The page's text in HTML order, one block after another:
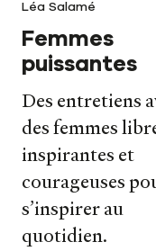
Léa Salamé
Femmes
puissantes
Des entretiens
des femmes
inspirantes et
courageuses
s’inspirer au
quotidien.